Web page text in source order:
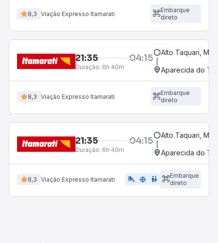
8,3 Viação Expresso Itamarati
Embarque
direto
21:35 04:15
Duração: 6h 40m
Alto Taquari, MT
Aparecida do
8,3 Viação Expresso Itamarati
Embarque
direto
21:35 04:15
Duração: 6h 40m
Alto Taquari, MT
Aparecida do
8,3 Viação Expresso Itamarati airline_seat_legroom_extra ac_unit wc
Embarque
direto